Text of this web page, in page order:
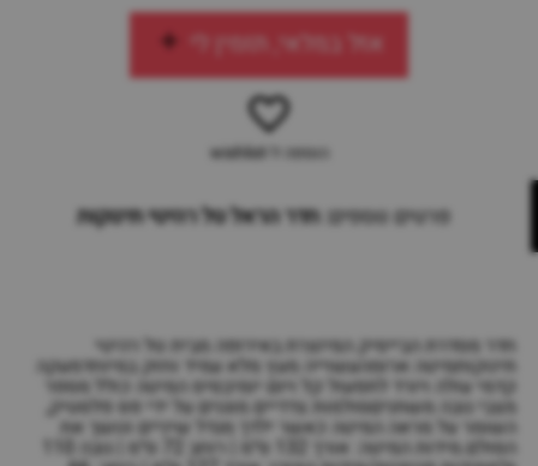
אזל במלאי, תזמין לי
הוספה ל-wishlist
פרטים נוספים:חדר הראל טל רהיטי תינוקות
חדר מסדרת הבייסיק המיוצרת באירופה מבית טל רהיטי
תינוקותמיטה ארומהעשוייה מעץ מלא עמיד וחזק במיוחדמעקה
קדמי עולה ויורד לתפעול קל ויום יומיבסיס המיטה כולל מספר
מצבי גובה משתניםסולמות צדדיים מוגנים על ידי פס פלסטיק,
השומר על מראה המיטה כאשר ילדך מגדל שיניים ונושך את
הסולם.מידות המיטה: אורך 132 ס״מ | רוחב 72 ס״מ | גובה 110